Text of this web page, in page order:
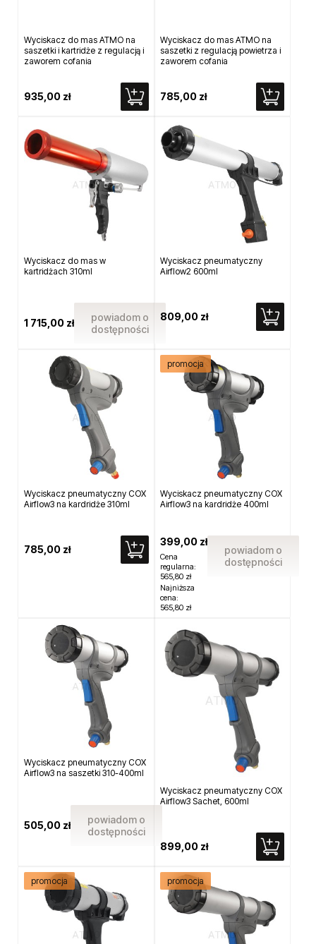
Wyciskacz do mas ATMO na
saszetki i kartridże z regulacją i
zaworem cofania
935,00 zł
Wyciskacz do mas ATMO na
saszetki z regulacją powietrza i
zaworem cofania
785,00 zł
Wyciskacz do mas w
kartridżach 310ml
1 715,00 zł
powiadom o
dostępności
Wyciskacz pneumatyczny
Airflow2 600ml
809,00 zł
Wyciskacz pneumatyczny COX
Airflow3 na kardridże 310ml
785,00 zł
Wyciskacz pneumatyczny COX
Airflow3 na kardridże 400ml
399,00 zł
Cena
regularna:
565,80 zł
Najniższa
cena:
565,80 zł
powiadom o
dostępności
promocja
Wyciskacz pneumatyczny COX
Airflow3 na saszetki 310-400ml
505,00 zł
powiadom o
dostępności
Wyciskacz pneumatyczny COX
Airflow3 Sachet, 600ml
899,00 zł
promocja promocja